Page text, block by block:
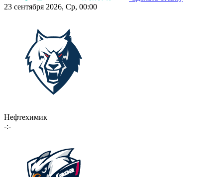
23 сентября 2026, Ср, 00:00
Нефтехимик
-:-